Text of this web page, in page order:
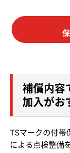
補償内容
加入がお
TSマークの付帯
による点検整備